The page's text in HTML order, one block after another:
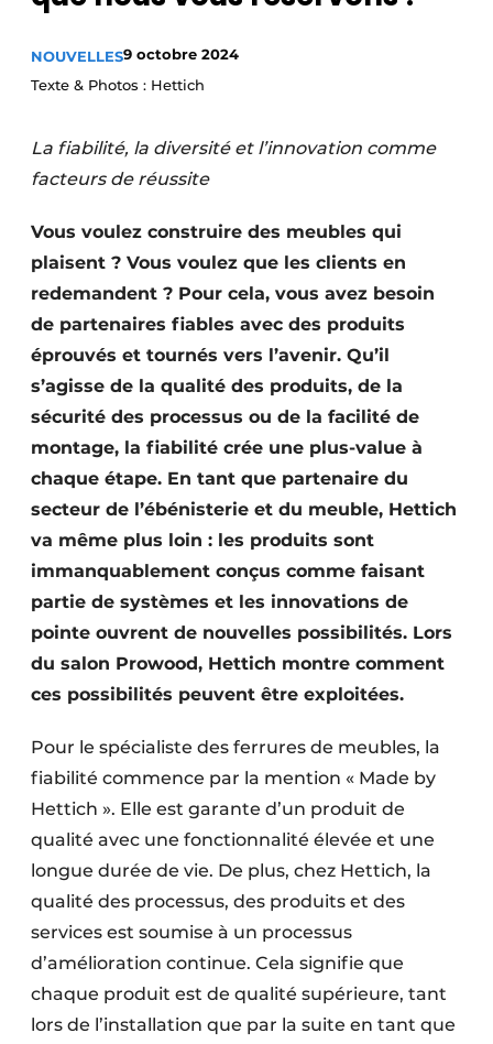
Privacy / Cookie statement
S’inscrire
S’inscrire
NOUVELLES9 octobre 2024
Texte & Photos : Hettich
La fiabilité, la diversité et l’innovation comme
facteurs de réussite
Vous voulez construire des meubles qui
plaisent ? Vous voulez que les clients en
redemandent ? Pour cela, vous avez besoin
de partenaires fiables avec des produits
éprouvés et tournés vers l’avenir. Qu’il
s’agisse de la qualité des produits, de la
sécurité des processus ou de la facilité de
montage, la fiabilité crée une plus-value à
chaque étape. En tant que partenaire du
secteur de l’ébénisterie et du meuble, Hettich
va même plus loin : les produits sont
immanquablement conçus comme faisant
partie de systèmes et les innovations de
pointe ouvrent de nouvelles possibilités. Lors
du salon Prowood, Hettich montre comment
ces possibilités peuvent être exploitées.
Pour le spécialiste des ferrures de meubles, la
fiabilité commence par la mention « Made by
Hettich ». Elle est garante d’un produit de
qualité avec une fonctionnalité élevée et une
longue durée de vie. De plus, chez Hettich, la
qualité des processus, des produits et des
services est soumise à un processus
d’amélioration continue. Cela signifie que
chaque produit est de qualité supérieure, tant
lors de l’installation que par la suite en tant que